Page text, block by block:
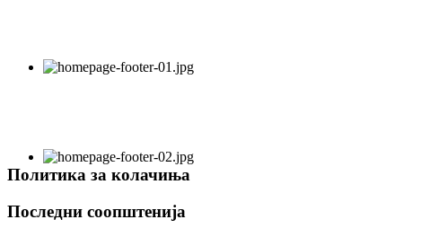
Политика за колачиња
Последни соопштенија